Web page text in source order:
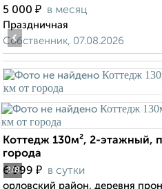
5 000 ₽ в месяц
Праздничная
Собственник, 07.08.2026
2/8
‹
Коттедж 130м², 2-этажный,
города
6 999 ₽ в сутки
орловский район, деревня